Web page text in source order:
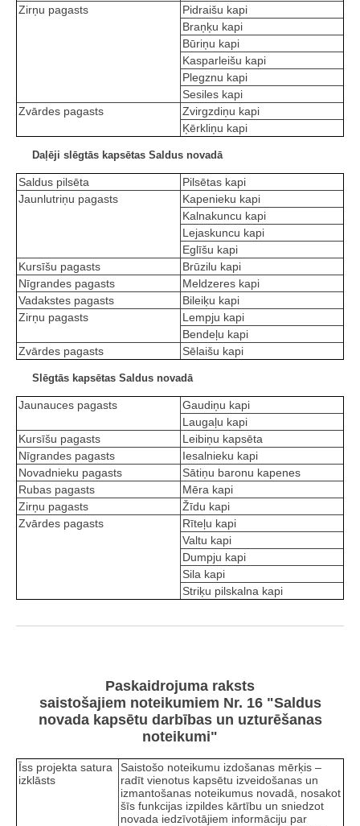
Zirņu pagasts
Pidraišu kapi
Braņķu kapi
Būriņu kapi
Kasparleišu kapi
Plegznu kapi
Sesiles kapi
Zvārdes pagasts
Zvirgzdiņu kapi
Ķērkliņu kapi
Daļēji slēgtās kapsētas Saldus novadā
Saldus pilsēta
Pilsētas kapi
Jaunlutriņu pagasts
Kapenieku kapi
Kalnakuncu kapi
Lejaskuncu kapi
Eglīšu kapi
Kursīšu pagasts
Brūzilu kapi
Nīgrandes pagasts
Meldzeres kapi
Vadakstes pagasts
Bileiķu kapi
Zirņu pagasts
Lempju kapi
Bendeļu kapi
Zvārdes pagasts
Sēlaišu kapi
Slēgtās kapsētas Saldus novadā
Jaunauces pagasts
Gaudiņu kapi
Laugaļu kapi
Kursīšu pagasts
Leibiņu kapsēta
Nīgrandes pagasts
Iesalnieku kapi
Novadnieku pagasts
Sātiņu baronu kapenes
Rubas pagasts
Mēra kapi
Zirņu pagasts
Žīdu kapi
Zvārdes pagasts
Rīteļu kapi
Valtu kapi
Dumpju kapi
Sila kapi
Striķu pilskalna kapi
Paskaidrojuma raksts
saistošajiem noteikumiem Nr. 16 "Saldus
novada kapsētu darbības un uzturēšanas
noteikumi"
Īss projekta satura
izklāsts
Saistošo noteikumu izdošanas mērķis –
radīt vienotus kapsētu izveidošanas un
izmantošanas noteikumus novadā, nosakot
šīs funkcijas izpildes kārtību un sniedzot
novada iedzīvotājiem informāciju par